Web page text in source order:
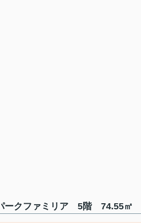
ークファミリア 5階 74.55㎡